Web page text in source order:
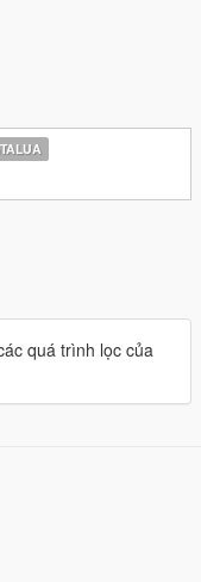
quá trình lọc của